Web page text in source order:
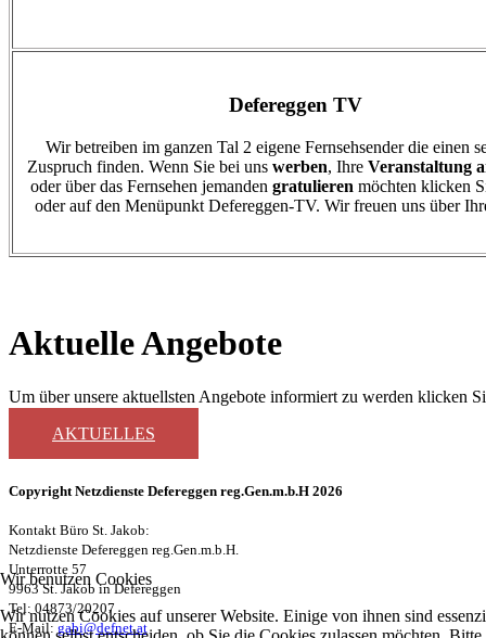
Defereggen TV
Wir betreiben im ganzen Tal 2 eigene Fernsehsender die einen
Zuspruch finden. Wenn Sie bei uns werben, Ihre Veranstaltung
oder über das Fernsehen jemanden gratulieren möchten klicken
oder auf den Menüpunkt Defereggen-TV. Wir freuen uns über
Aktuelle Angebote
Um über unsere aktuellsten Angebote informiert zu werden klicken
AKTUELLES
Copyright Netzdienste Defereggen reg.Gen.m.b.H 2026
Kontakt Büro St. Jakob:
Netzdienste Defereggen reg.Gen.m.b.H.
Unterrotte 57
9963 St. Jakob in Defereggen
Tel: 04873/20207
E-Mail:gabi@defnet.at
Wir benutzen Cookies
Wir nutzen Cookies auf unserer Website. Einige von ihnen sind